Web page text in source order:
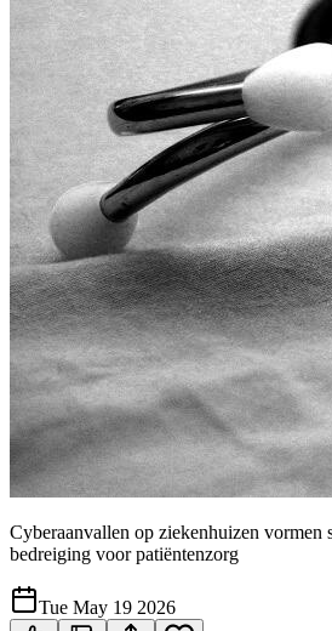
Cyberaanvallen op ziekenhuizen vormen
bedreiging voor patiëntenzorg
Tue May 19 2026